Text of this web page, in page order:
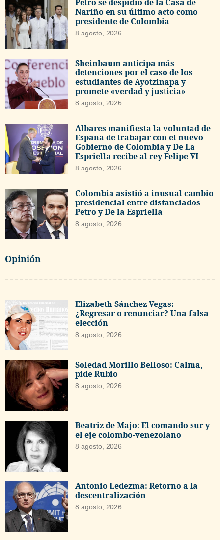
Petro se despidió de la Casa de
Nariño en su último acto como
presidente de Colombia
8 agosto, 2026
Sheinbaum anticipa más
detenciones por el caso de los
estudiantes de Ayotzinapa y
promete «verdad y justicia»
8 agosto, 2026
Albares manifiesta la voluntad de
España de trabajar con el nuevo
Gobierno de Colombia y De La
Espriella recibe al rey Felipe VI
8 agosto, 2026
Colombia asistió a inusual cambio
presidencial entre distanciados
Petro y De la Espriella
8 agosto, 2026
Opinión
Elizabeth Sánchez Vegas:
¿Regresar o renunciar? Una falsa
elección
8 agosto, 2026
Soledad Morillo Belloso: Calma,
pide Rubio
8 agosto, 2026
Beatriz de Majo: El comando sur y
el eje colombo-venezolano
8 agosto, 2026
Antonio Ledezma: Retorno a la
descentralización
8 agosto, 2026